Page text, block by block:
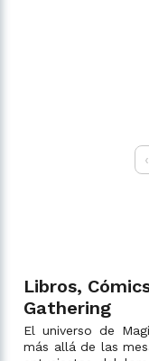
‹
Libros,
Gathering
El universo de
más allá de las